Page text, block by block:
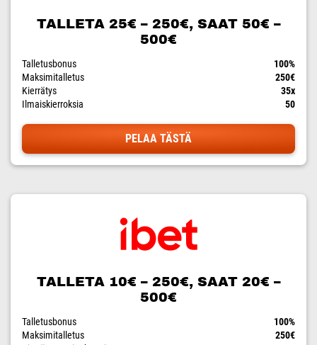
TALLETA 25€ – 250€, SAAT 50€ –
500€
Talletusbonus
100%
Maksimitalletus
250€
Kierrätys
35x
Ilmaiskierroksia
50
PELAA TÄSTÄ
TALLETA 10€ – 250€, SAAT 20€ –
500€
Talletusbonus
100%
Maksimitalletus
250€